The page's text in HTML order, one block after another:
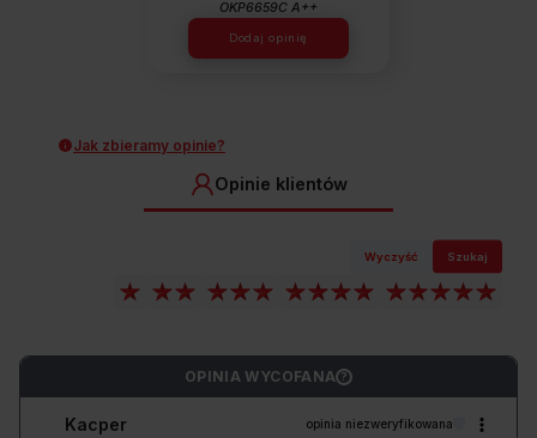
OKP6659C A++
Dodaj opinię
Jak zbieramy opinie?
Opinie klientów
Wyczyść Szukaj
OPINIA WYCOFANA ?
Kacper opinia niezweryfikowana